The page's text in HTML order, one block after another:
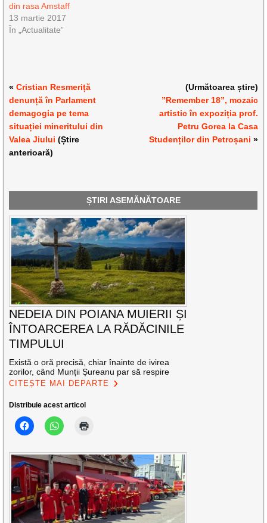
din rasa Amstaff
13 martie 2017
În „Actualitate”
«Cristian Resmeriță
denunță în Parlament
demagogia pe tema
situației mineritului din
Valea Jiului (Știre
anterioară)
(Următoarea știre)
”Remember 18”, mozaic
artistic în expoziția prof.
Petru Gorea la Casa
Studenților din Petroșani »
ȘTIRI ASEMĂNĂTOARE
NEDEIA DIN POIANA MUIERII ȘI
ÎNTOARCEREA LA RĂDĂCINILE
TIMPULUI
Există o oră precisă, chiar înainte de ivirea
zorilor, când Munții Șureanu par să respire
CITEȘTE MAI DEPARTE
Distribuie acest articol